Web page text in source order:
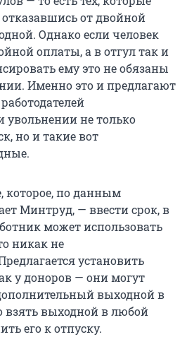
от двойной
Однако если человек
оплаты, а в отгул так и
ему это не обязаны
Именно это и предлагают
увольнении не только
но и такие вот
которое, по данным
Минтруд, — ввести срок, в
может использовать
никак не
установить
у доноров — они могут
выходной в
взять выходной в любой
его к отпуску.